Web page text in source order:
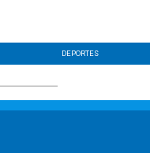
DEPORTES